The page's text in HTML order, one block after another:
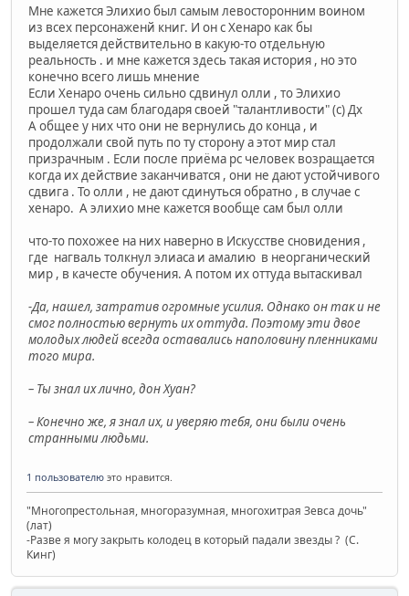
Мне кажется Элихио был самым левосторонним воином
из всех персонаженй книг. И он с Хенаро как бы
выделяется действительно в какую-то отдельную
реальность . и мне кажется здесь такая история , но это
конечно всего лишь мнение
Если Хенаро очень сильно сдвинул олли , то Элихио
прошел туда сам благодаря своей "талантливости" (с) Дх
А общее у них что они не вернулись до конца , и
продолжали свой путь по ту сторону а этот мир стал
призрачным . Если после приёма рс человек возращается
когда их действие заканчиватся , они не дают устойчивого
сдвига . То олли , не дают сдинуться обратно , в случае с
хенаро. А элихио мне кажется вообще сам был олли
что-то похожее на них наверно в Искусстве сновидения ,
где нагваль толкнул элиаса и амалию в неорганический
мир , в качесте обучения. А потом их оттуда вытаскивал
-Да, нашел, затратив огромные усилия. Однако он так и не
смог полностью вернуть их оттуда. Поэтому эти двое
молодых людей всегда оставались наполовину пленниками
того мира.
– Ты знал их лично, дон Хуан?
– Конечно же, я знал их, и уверяю тебя, они были очень
странными людьми.
1 пользователю это нравится.
"Многопрестольная, многоразумная, многохитрая Зевса дочь"
(лат)
-Разве я могу закрыть колодец в который падали звезды ? (C.
Кинг)